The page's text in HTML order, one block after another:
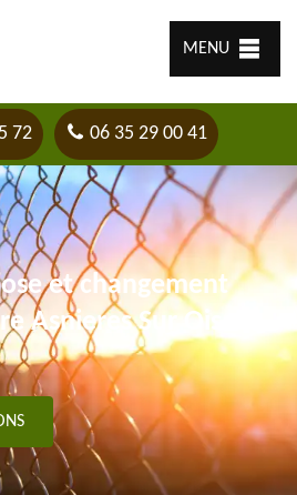
MENU
72 06 35 29 00 41
et changement
Asnieres Sur Oise